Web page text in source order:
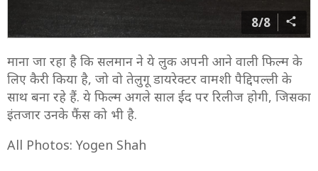
8/8
माना जा रहा है कि सलमान ने ये लुक अपनी आने वाली फिल्म के
लिए कैरी किया है, जो वो तेलुगू डायरेक्टर वामशी पैद्दिपल्ली के
साथ बना रहे हैं. ये फिल्म अगले साल ईद पर रिलीज होगी, जिसका
इंतजार उनके फैंस को भी है.
All Photos: Yogen Shah